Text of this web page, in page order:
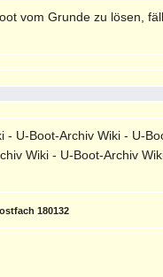
vom Grunde zu lösen,
U-Boot-Archiv Wiki - U-
Wiki - U-Boot-Archiv
180132